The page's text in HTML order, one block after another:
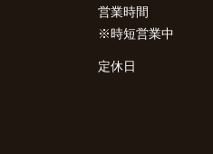
営業時間
※時短営業中
定休日